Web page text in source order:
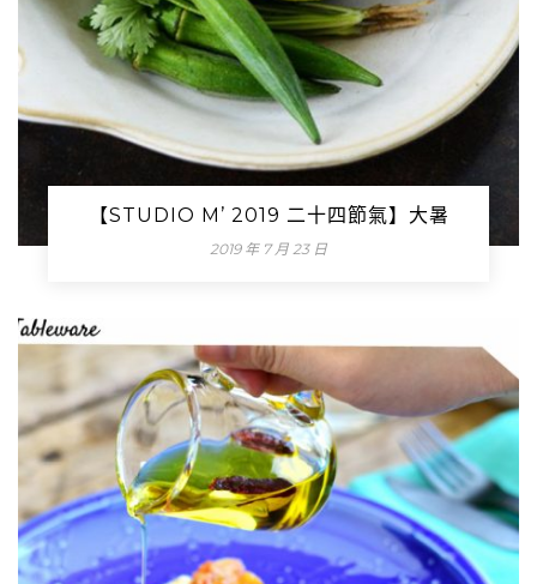
【STUDIO M’ 2019 二十四節氣】大暑
2019 年 7 月 23 日